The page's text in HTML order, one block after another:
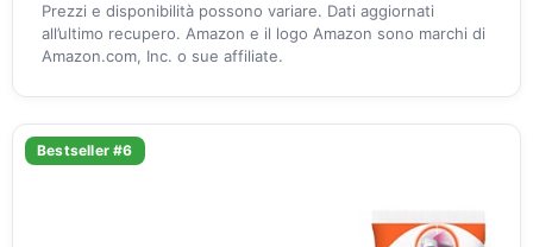
Prezzi e disponibilità possono variare. Dati aggiornati
all’ultimo recupero. Amazon e il logo Amazon sono marchi di
Amazon.com, Inc. o sue affiliate.
Bestseller #6